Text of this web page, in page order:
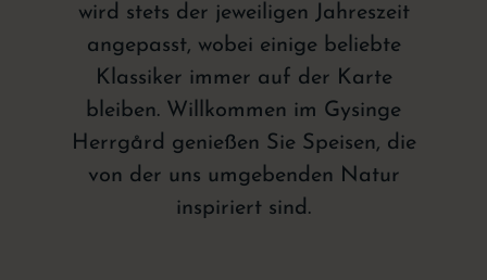
wird stets der jeweiligen Jahreszeit
angepasst, wobei einige beliebte
Klassiker immer auf der Karte
bleiben. Willkommen im Gysinge
Herrgård genießen Sie Speisen, die
von der uns umgebenden Natur
inspiriert sind.